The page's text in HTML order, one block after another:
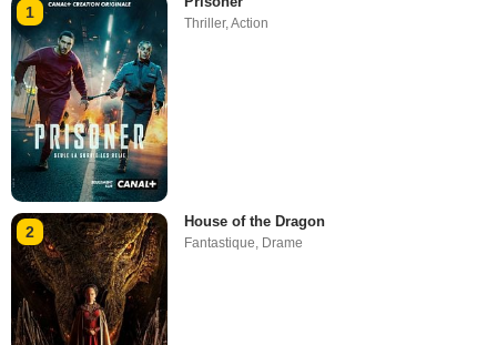
1
Thriller,Action
2
House of the Dragon
Fantastique, Drame